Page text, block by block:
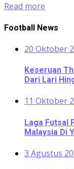
Read more
Football News
20 Oktober
Keseruan
Dari Lari
11 Oktober
Laga Futsal
Malaysia Di
3 Agustus